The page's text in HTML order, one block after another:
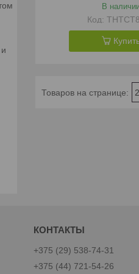
В
+375 (29) 538-74-31
+375 (44) 721-54-26